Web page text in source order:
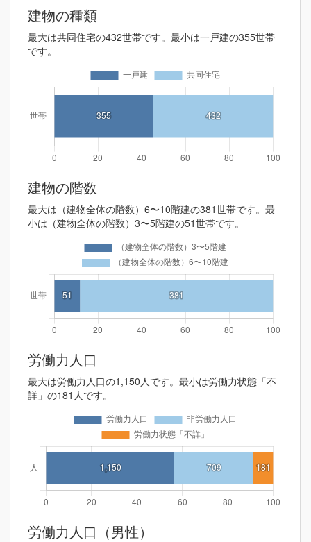
建物の種類
最大は共同住宅の432世帯です。最小は一戸建の355世帯
です。
建物の階数
最大は（建物全体の階数）6〜10階建の381世帯です。最
小は（建物全体の階数）3〜5階建の51世帯です。
労働力人口
最大は労働力人口の1,150人です。最小は労働力状態「不
詳」の181人です。
労働力人口（男性）